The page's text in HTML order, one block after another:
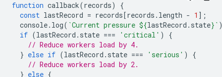
function callback(records)
{
const lastRecord = records[records . length - 1 ];
console. log( `Current pressure ${lastRecord . state} `
if (lastRecord . state === 'critical' )
{
// Reduce workers load by 4.
} else if (lastRecord . state === 'serious' )
{
// Reduce workers load by 2.
} else {